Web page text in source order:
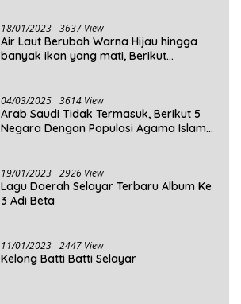
18/01/2023 3637 View
Air Laut Berubah Warna Hijau hingga
banyak ikan yang mati, Berikut
04/03/2025 3614 View
Arab Saudi Tidak Termasuk, Berikut 5
Negara Dengan Populasi Agama Islam
19/01/2023 2926 View
Lagu Daerah Selayar Terbaru Album Ke
3 Adi Beta
11/01/2023 2447 View
Kelong Batti Batti Selayar